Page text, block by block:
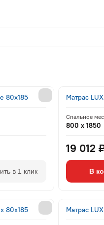
80x185
в 1 клик
Матрас
Спальное
800 x 1850
19 012
В
80x185 Матрас